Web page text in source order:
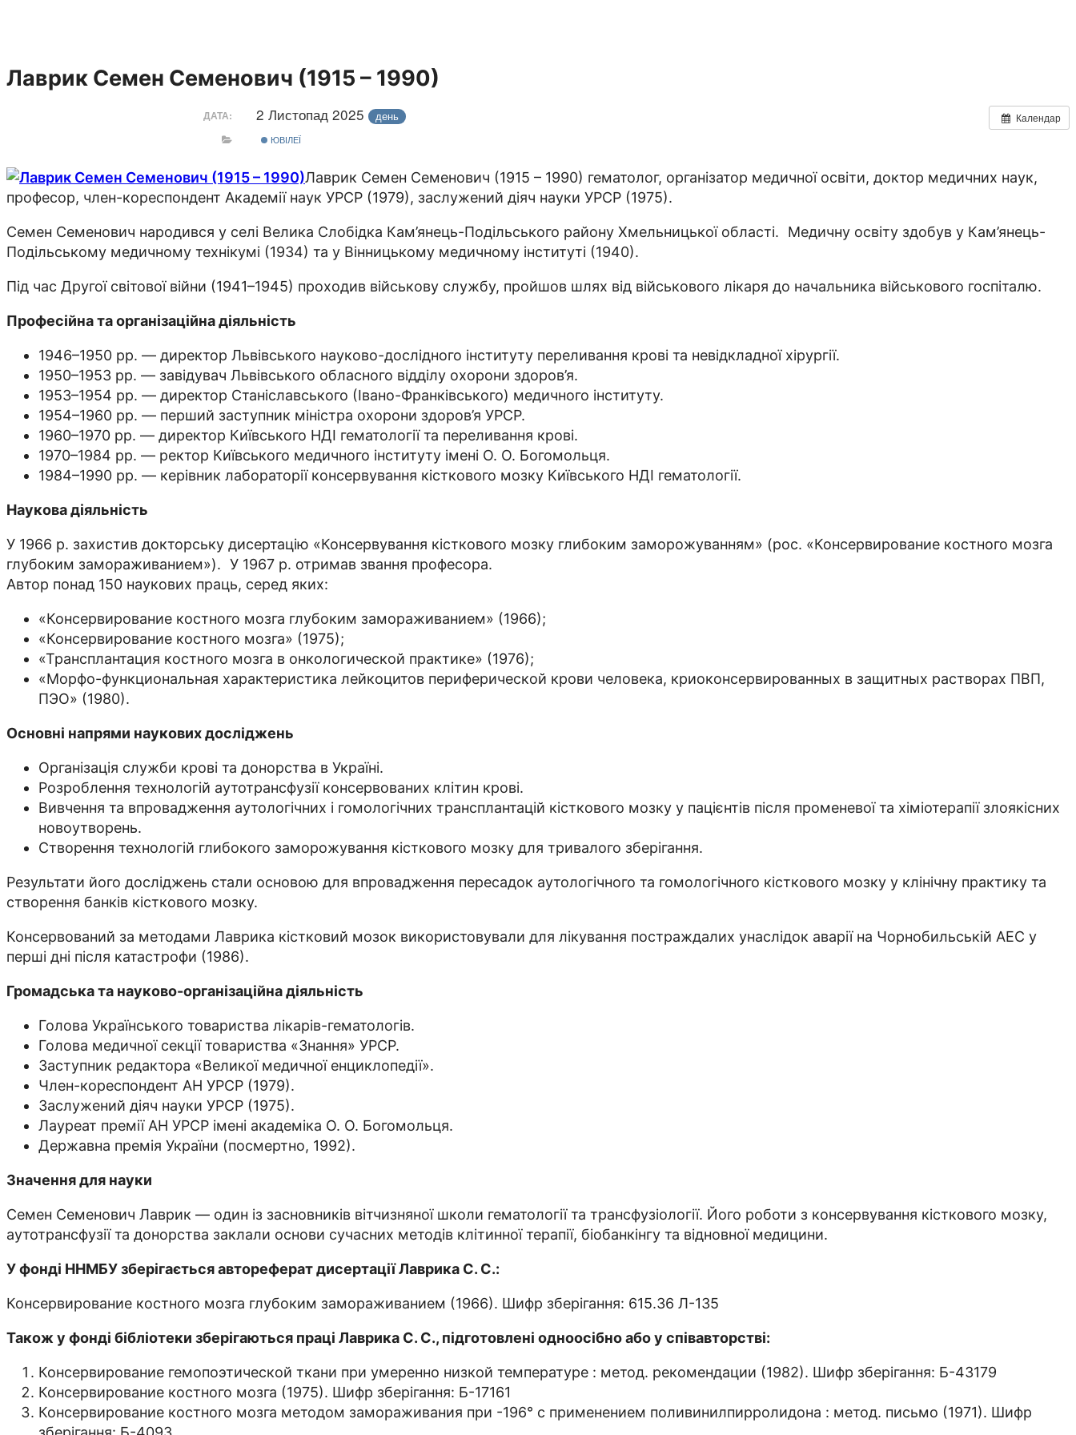
Лаврик Семен Семенович (1915 – 1990)
Календар
ДАТА: 2 Листопад 2025 день
ЮВІЛЕЇ
Лаврик Семен Семенович (1915 – 1990) гематолог, організатор медичної освіти, доктор медичних наук,
професор, член-кореспондент Академії наук УРСР (1979), заслужений діяч науки УРСР (1975).
Семен Семенович народився у селі Велика Слобідка Кам’янець-Подільського району Хмельницької області. Медичну освіту здобув у Кам’янець-
Подільському медичному технікумі (1934) та у Вінницькому медичному інституті (1940).
Під час Другої світової війни (1941–1945) проходив військову службу, пройшов шлях від військового лікаря до начальника військового госпіталю.
Професійна та організаційна діяльність
1946–1950 рр. — директор Львівського науково-дослідного інституту переливання крові та невідкладної хірургії.
1950–1953 рр. — завідувач Львівського обласного відділу охорони здоров’я.
1953–1954 рр. — директор Станіславського (Івано-Франківського) медичного інституту.
1954–1960 рр. — перший заступник міністра охорони здоров’я УРСР.
1960–1970 рр. — директор Київського НДІ гематології та переливання крові.
1970–1984 рр. — ректор Київського медичного інституту імені О. О. Богомольця.
1984–1990 рр. — керівник лабораторії консервування кісткового мозку Київського НДІ гематології.
Наукова діяльність
У 1966 р. захистив докторську дисертацію «Консервування кісткового мозку глибоким заморожуванням» (рос. «Консервирование костного мозга
глубоким замораживанием»). У 1967 р. отримав звання професора.
Автор понад 150 наукових праць, серед яких:
«Консервирование костного мозга глубоким замораживанием» (1966);
«Консервирование костного мозга» (1975);
«Трансплантация костного мозга в онкологической практике» (1976);
«Морфо-функциональная характеристика лейкоцитов периферической крови человека, криоконсервированных в защитных растворах ПВП,
ПЭО» (1980).
Основні напрями наукових досліджень
Організація служби крові та донорства в Україні.
Розроблення технологій аутотрансфузії консервованих клітин крові.
Вивчення та впровадження аутологічних і гомологічних трансплантацій кісткового мозку у пацієнтів після променевої та хіміотерапії злоякісних
новоутворень.
Створення технологій глибокого заморожування кісткового мозку для тривалого зберігання.
Результати його досліджень стали основою для впровадження пересадок аутологічного та гомологічного кісткового мозку у клінічну практику та
створення банків кісткового мозку.
Консервований за методами Лаврика кістковий мозок використовували для лікування постраждалих унаслідок аварії на Чорнобильській АЕС у
перші дні після катастрофи (1986).
Громадська та науково-організаційна діяльність
Голова Українського товариства лікарів-гематологів.
Голова медичної секції товариства «Знання» УРСР.
Заступник редактора «Великої медичної енциклопедії».
Член-кореспондент АН УРСР (1979).
Заслужений діяч науки УРСР (1975).
Лауреат премії АН УРСР імені академіка О. О. Богомольця.
Державна премія України (посмертно, 1992).
Значення для науки
Семен Семенович Лаврик — один із засновників вітчизняної школи гематології та трансфузіології. Його роботи з консервування кісткового мозку,
аутотрансфузії та донорства заклали основи сучасних методів клітинної терапії, біобанкінгу та відновної медицини.
У фонді ННМБУ зберігається автореферат дисертації Лаврика С. С.:
Консервирование костного мозга глубоким замораживанием (1966). Шифр зберігання: 615.36 Л-135
Також у фонді бібліотеки зберігаються праці Лаврика С. С., підготовлені одноосібно або у співавторстві:
Консервирование гемопоэтической ткани при умеренно низкой температуре : метод. рекомендации (1982). Шифр зберігання: Б-43179
Консервирование костного мозга (1975). Шифр зберігання: Б-17161
Консервирование костного мозга методом замораживания при -196° с применением поливинилпирролидона : метод. письмо (1971). Шифр